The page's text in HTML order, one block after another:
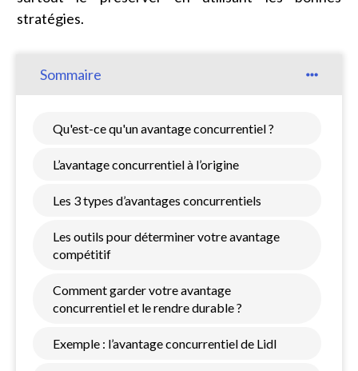
stratégies.
Sommaire
Qu'est-ce qu'un avantage concurrentiel ?
L’avantage concurrentiel à l’origine
Les 3 types d’avantages concurrentiels
Les outils pour déterminer votre avantage
compétitif
Comment garder votre avantage
concurrentiel et le rendre durable ?
Exemple : l’avantage concurrentiel de Lidl